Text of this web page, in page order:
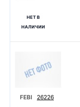
НЕТ В
НАЛИЧИИ
FEBI 26226